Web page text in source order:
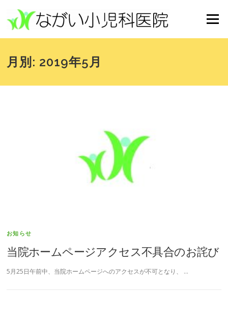
メニュー
月別: 2019年5月
お知らせ
当院ホームページアクセス不具合のお詫び
5月25日午前中、当院ホームページへのアクセスが不可となり、 …